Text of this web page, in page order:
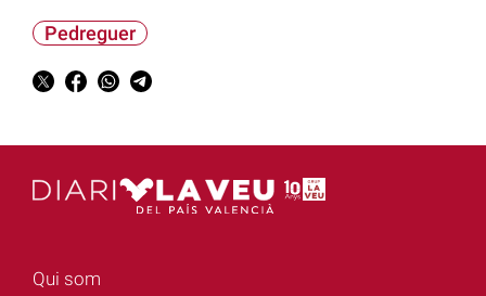
Pedreguer
Qui som